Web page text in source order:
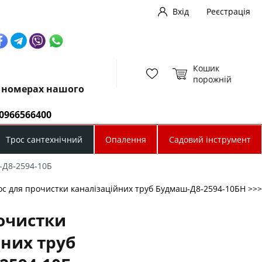
Вхід
Реєстрація
номерах нашого
Кошик
порожній
Трос сантехнічний Опалення Садовий інструмент
Д8-2594-10Б
для прочистки каналізаційних труб Будмаш-Д8-2594-10БН >>>
труб